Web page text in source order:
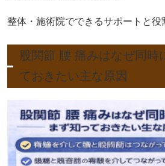
整体・施術院でできるサポートと役
股関節 腰 痛みはなぜ同時
ておきたい主な原因